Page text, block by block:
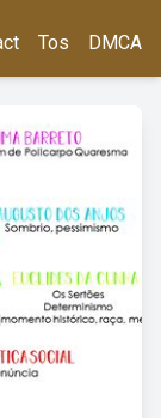
Tos DMCA